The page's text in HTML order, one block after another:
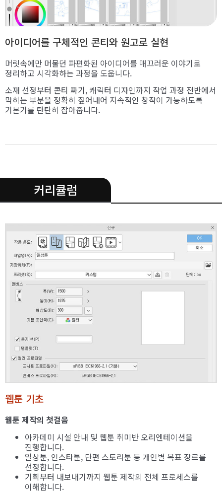
아이디어를 구체적인 콘티와 원고로 실현
머릿속에만 머물던 파편화된 아이디어를 매끄러운 이야기로
정리하고 시각화하는 과정을 도웁니다.
소재 선정부터 콘티 짜기, 캐릭터 디자인까지 작업 과정 전반에서
막히는 부분을 정확히 짚어내어 지속적인 창작이 가능하도록
기본기를 탄탄히 잡아줍니다.
커리큘럼
웹툰 기초
웹툰 제작의 첫걸음
아카데미 시설 안내 및 웹툰 취미반 오리엔테이션을
진행합니다.
일상툰, 인스타툰, 단편 스토리툰 등 개인별 목표 장르를
선정합니다.
기획부터 내보내기까지 웹툰 제작의 전체 프로세스를
이해합니다.